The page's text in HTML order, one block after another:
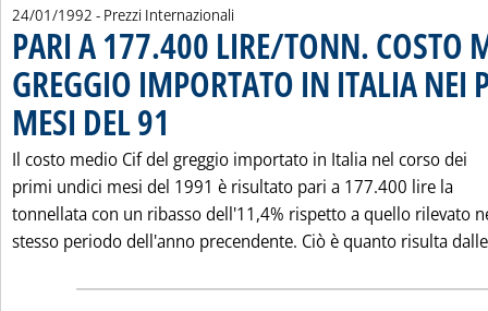
24/01/1992 - Prezzi Internazionali
PARI A 177.400 LIRE/TONN. COSTO
GREGGIO IMPORTATO IN ITALIA NEI
MESI DEL 91
Il costo medio Cif del greggio importato in Italia nel corso dei
primi undici mesi del 1991 è risultato pari a 177.400 lire la
tonnellata con un ribasso dell'11,4% rispetto a quello rilevato
stesso periodo dell'anno precendente. Ciò è quanto risulta